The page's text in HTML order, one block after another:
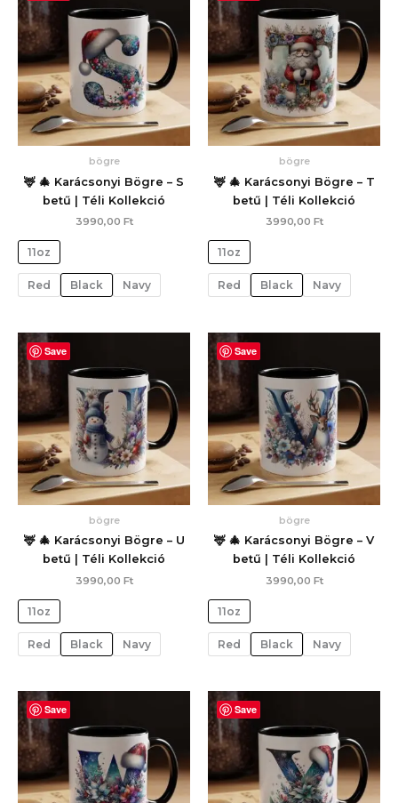
bögre
🦌 🎄 Karácsonyi Bögre – S
betű | Téli Kollekció
3990,00 Ft
11oz
Red Black Navy
bögre
🦌 🎄 Karácsonyi Bögre – T
betű | Téli Kollekció
3990,00 Ft
11oz
Red Black Navy
Save
bögre
🦌 🎄 Karácsonyi Bögre – U
betű | Téli Kollekció
3990,00 Ft
11oz
Red Black Navy
Save
bögre
🦌 🎄 Karácsonyi Bögre – V
betű | Téli Kollekció
3990,00 Ft
11oz
Red Black Navy
Save Save